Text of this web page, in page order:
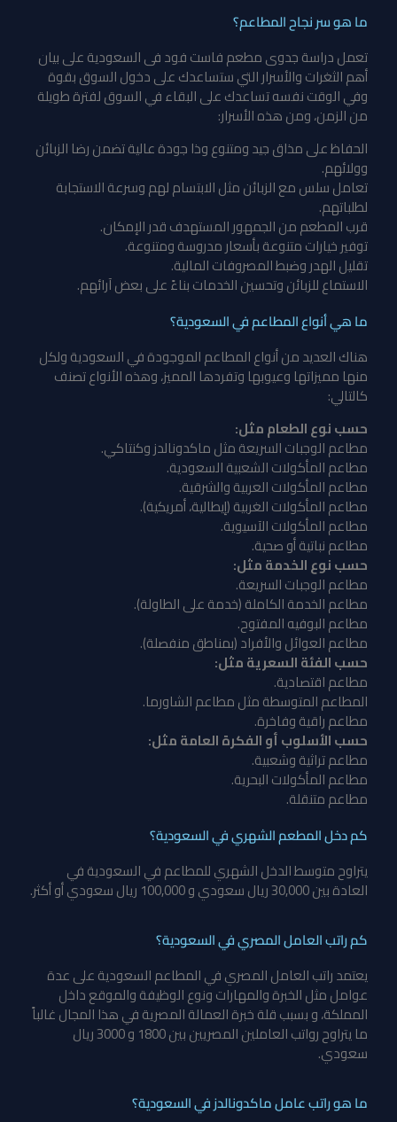
ما هو سر نجاح المطاعم؟
تعمل دراسة جدوى مطعم فاست فود فى السعودية على بيان
أهم الثغرات والأسرار التي ستساعدك على دخول السوق بقوة
وفي الوقت نفسه تساعدك على البقاء في السوق لفترة طويلة
من الزمن، ومن هذه الأسرار:
الحفاظ على مذاق جيد ومتنوع وذا جودة عالية تضمن رضا الزبائن
وولائهم.
تعامل سلس مع الزبائن مثل الابتسام لهم وسرعة الاستجابة
لطلباتهم.
قرب المطعم من الجمهور المستهدف قدر الإمكان.
توفير خيارات متنوعة بأسعار مدروسة ومتنوعة.
تقليل الهدر وضبط المصروفات المالية.
الاستماع للزبائن وتحسين الخدمات بناءً على بعض آرائهم.
ما هي أنواع المطاعم في السعودية؟
هناك العديد من أنواع المطاعم الموجودة في السعودية ولكل
منها مميزاتها وعيوبها وتفردها المميز، وهذه الأنواع تصنف
كالتالي:
حسب نوع الطعام مثل:
مطاعم الوجبات السريعة مثل ماكدونالدز وكنتاكي.
مطاعم المأكولات الشعبية السعودية.
مطاعم المأكولات العربية والشرقية.
مطاعم المأكولات الغربية (إيطالية، أمريكية).
مطاعم المأكولات الآسيوية.
مطاعم نباتية أو صحية.
حسب نوع الخدمة مثل:
مطاعم الوجبات السريعة.
مطاعم الخدمة الكاملة (خدمة على الطاولة).
مطاعم البوفيه المفتوح.
مطاعم العوائل والأفراد (بمناطق منفصلة).
حسب الفئة السعرية مثل:
مطاعم اقتصادية.
المطاعم المتوسطة مثل مطاعم الشاورما.
مطاعم راقية وفاخرة.
حسب الأسلوب أو الفكرة العامة مثل:
مطاعم تراثية وشعبية.
مطاعم المأكولات البحرية.
مطاعم متنقلة.
كم دخل المطعم الشهري في السعودية؟
يتراوح متوسط الدخل الشهري للمطاعم في السعودية في
العادة بين 30,000 ريال سعودي و 100,000 ريال سعودي أو أكثر.
كم راتب العامل المصري في السعودية؟
يعتمد راتب العامل المصري في المطاعم السعودية على عدة
عوامل مثل الخبرة والمهارات ونوع الوظيفة والموقع داخل
المملكة، و بسبب قلة خبرة العمالة المصرية في هذا المجال غالباً
ما يتراوح رواتب العاملين المصريين بين 1800 و 3000 ريال
سعودي.
ما هو راتب عامل ماكدونالدز في السعودية؟